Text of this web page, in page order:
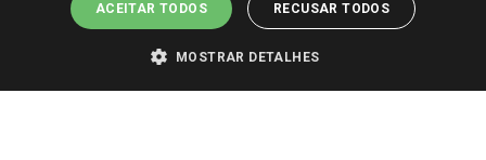
ACEITAR TODOS RECUSAR TODOS
MOSTRAR DETALHES